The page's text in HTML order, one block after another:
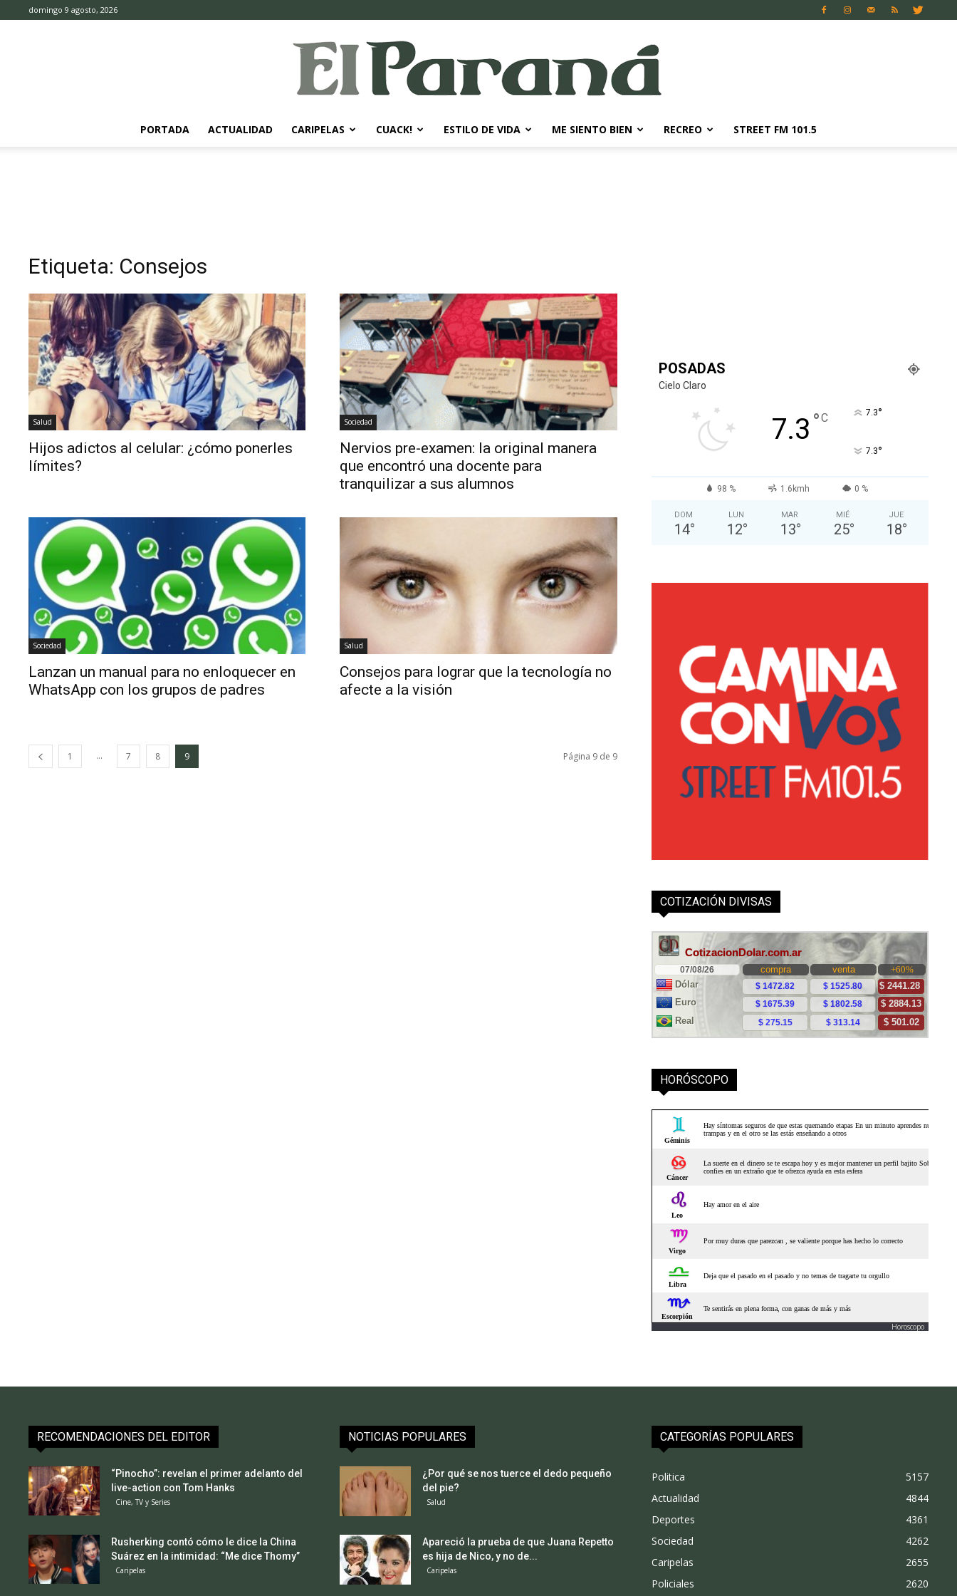
domingo 9 agosto, 2026
Diario
PORTADA ACTUALIDAD CARIPELAS CUACK! ESTILO DE VIDA ME SIENTO BIEN RECREO STREET FM 101.5
Etiqueta: Consejos
Salud
Hijos adictos al celular: ¿cómo ponerles
límites?
Sociedad
Nervios pre-examen: la original manera
que encontró una docente para
tranquilizar a sus alumnos
Sociedad
Lanzan un manual para no enloquecer en
WhatsApp con los grupos de padres
Salud
Consejos para lograr que la tecnología no
afecte a la visión
1 ... 7 8 9 Página 9 de 9
POSADAS
Cielo Claro
7.3 °C 7.3°
7.3°
98 % 1.6kmh 0 %
DOM
14°
LUN
12°
MAR
13°
MIÉ
25°
JUE
18°
COTIZACIÓN DIVISAS
HORÓSCOPO
Horoscopo
RECOMENDACIONES DEL EDITOR
“Pinocho”: revelan el primer adelanto del
live-action con Tom Hanks
Cine, TV y Series
Rusherking contó cómo le dice la China
Suárez en la intimidad: “Me dice Thomy”
Caripelas
NOTICIAS POPULARES
¿Por qué se nos tuerce el dedo pequeño
del pie?
Salud
Apareció la prueba de que Juana Repetto
es hija de Nico, y no de...
Caripelas
CATEGORÍAS POPULARES
Politica
5157
Actualidad
4844
Deportes
4361
Sociedad
4262
Caripelas
2655
Policiales
2620